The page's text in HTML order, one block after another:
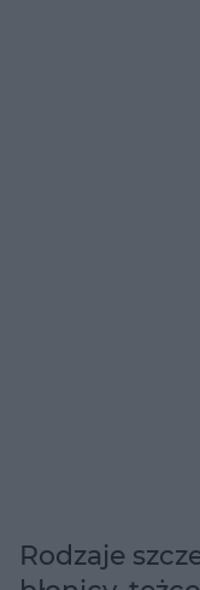
Rodzaje